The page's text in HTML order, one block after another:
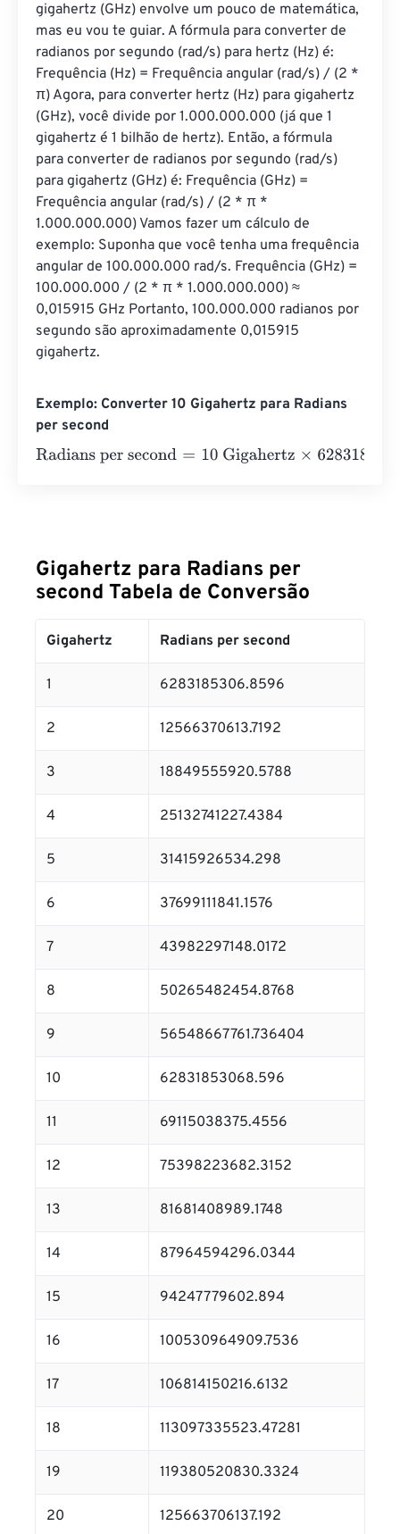
gigahertz (GHz) envolve um pouco de matemática,
mas eu vou te guiar. A fórmula para converter de
radianos por segundo (rad/s) para hertz (Hz) é:
Frequência (Hz) = Frequência angular (rad/s) / (2 *
π) Agora, para converter hertz (Hz) para gigahertz
(GHz), você divide por 1.000.000.000 (já que 1
gigahertz é 1 bilhão de hertz). Então, a fórmula
para converter de radianos por segundo (rad/s)
para gigahertz (GHz) é: Frequência (GHz) =
Frequência angular (rad/s) / (2 * π *
1.000.000.000) Vamos fazer um cálculo de
exemplo: Suponha que você tenha uma frequência
angular de 100.000.000 rad/s. Frequência (GHz) =
100.000.000 / (2 * π * 1.000.000.000) ≈
0,015915 GHz Portanto, 100.000.000 radianos por
segundo são aproximadamente 0,015915
gigahertz.
Exemplo: Converter 10 Gigahertz para Radians
per second
Radians per second=10 Gigahertz×6283185306.8596
Gigahertz para Radians per
second Tabela de Conversão
Gigahertz Radians per second
1 6283185306.8596
2 12566370613.7192
3 18849555920.5788
4 25132741227.4384
5 31415926534.298
6 37699111841.1576
7 43982297148.0172
8 50265482454.8768
9 56548667761.736404
10 62831853068.596
11 69115038375.4556
12 75398223682.3152
13 81681408989.1748
14 87964594296.0344
15 94247779602.894
16 100530964909.7536
17 106814150216.6132
18 113097335523.47281
19 119380520830.3324
20 125663706137.192